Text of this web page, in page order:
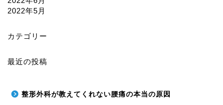
2022年5月
カテゴリー
最近の投稿
整形外科が教えてくれない腰痛の本当の原因